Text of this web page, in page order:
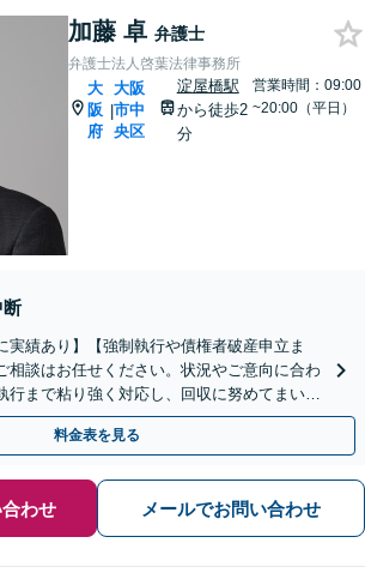
加藤 卓 弁護士
弁護士法人啓葉法律事務所
大
阪
府
|
大阪
市中
央区
淀屋橋駅
から徒歩2
分
営業時間：09:00
~20:00（平日）
断
実績あり】【強制執行や債権者破産申立ま
相談はお任せください。状況やご意向に合わ
行まで粘り強く対応し、回収に努めてまいり
回収債権の発生予防にも努めます。
料金表を見る
わせ メールでお問い合わせ